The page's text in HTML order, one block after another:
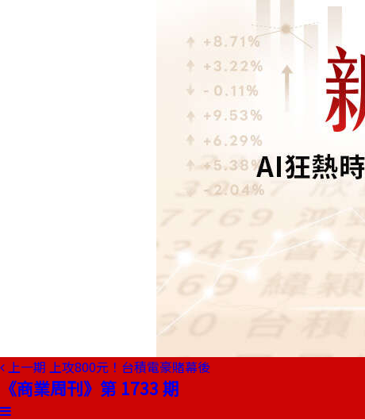
上一期 上攻800元！台積電豪賭幕後
《商業周刊》第 1733 期